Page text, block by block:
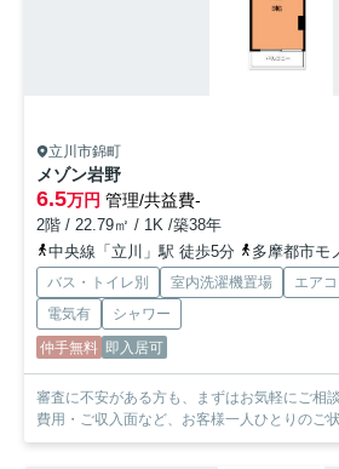
立川市錦町
メゾン岩野
6.5万円 管理/共益費-
2階 / 22.79㎡ / 1K /築38年
中央線「立川」駅 徒歩5分
多摩都市モノ
バス・トイレ別 室内洗濯機置場 エア
電気有
シャワー
仲手無料 即入居可
審査に不安がある方も、まずはお気軽にご相談ください
費用・ご収入面など、お客様一人ひとりのご